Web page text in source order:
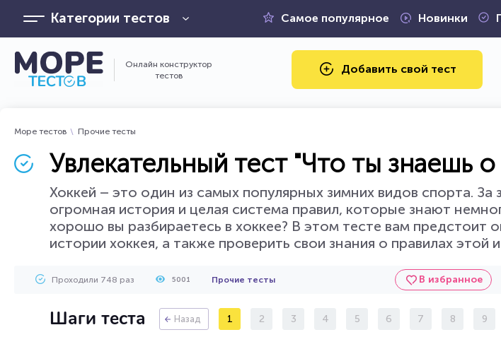
Категории тестов Самое популярное Новинки
Онлайн конструктор
тестов
Добавить свой тест
Море тестов Прочие тесты
Увлекательный тест "Что ты знаешь о
Хоккей – это один из самых популярных зимних видов спорта. За
огромная история и целая система правил, которые знают
хорошо вы разбираетесь в хоккее? В этом тесте вам предстоит
истории хоккея, а также проверить свои знания о правилах этой
Проходили 748 раз 5001 Прочие тесты В избранное
Шаги теста Назад 1 2 3 4 5 6 7 8 9